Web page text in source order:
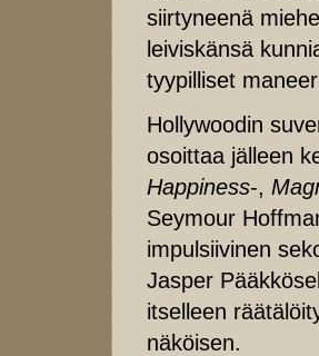
siirtyneenä
leiviskänsä
tyypilliset
Hollywoodin
osoittaa jälleen
Happiness-,
Seymour
impulsiivinen
Jasper
itselleen
näköisen.